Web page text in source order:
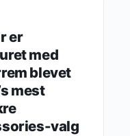
er
med
blevet
mest
valg